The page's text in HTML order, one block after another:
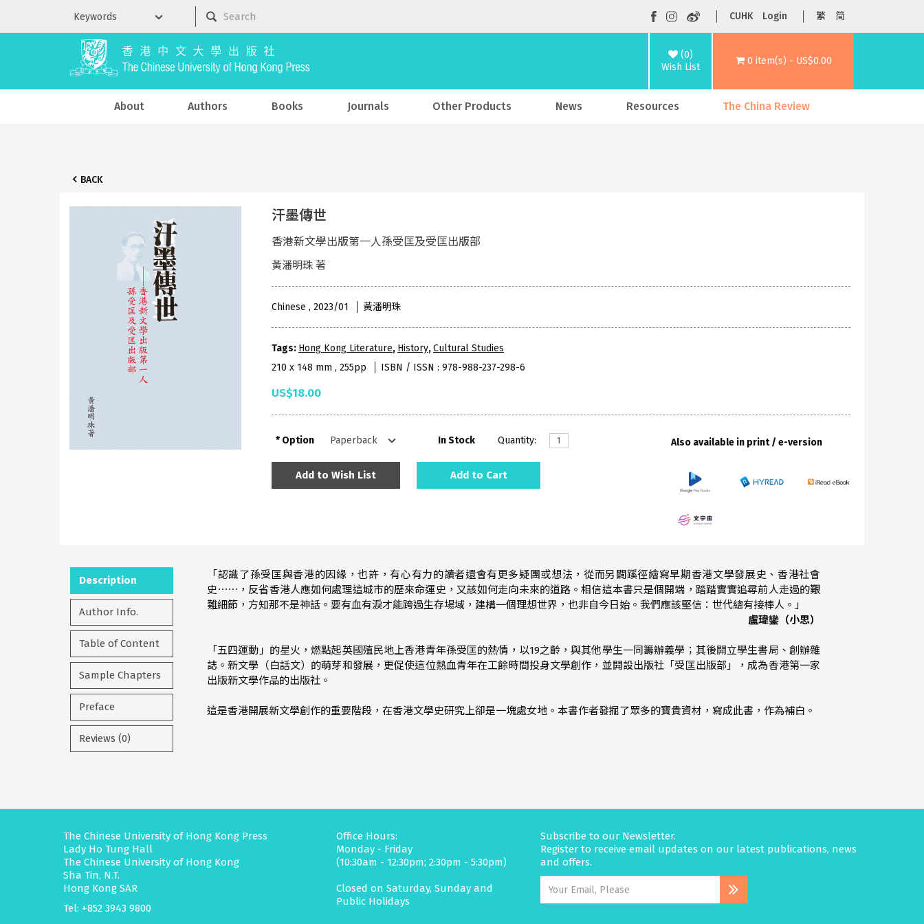
CUHK Login 繁 简
(0)
Wish List
0 item(s) - US$0.00
About Authors Books Journals Other Products News Resources The China Review
BACK
汗墨傳世
香港新文學出版第一人孫受匡及受匡出版部
黃潘明珠 著
Chinese , 2023/01 黃潘明珠
Tags: Hong Kong Literature, History,Cultural Studies
210 x 148 mm , 255pp
ISBN / ISSN : 978-988-237-298-6
US$18.00
Option In Stock Quantity:
Add to Wish List Add to Cart
Also available in print / e-version
Description
Author Info.
Table of Content
Sample Chapters
Preface
Reviews (0)
「認識了孫受匡與香港的因緣，也許，有心有力的讀者還會有更多疑團或想法，從而另闢蹊徑繪寫早期香港文學發展史、香港社會
史⋯⋯，反省香港人應如何處理這城市的歷來命運史，又該如何走向未來的道路。相信這本書只是個開端，踏踏實實追尋前人走過的艱
難細節，方知那不是神話。要有血有淚才能跨過生存場域，建構一個理想世界，也非自今日始。我們應該堅信：世代總有接棒人。」
―― 盧瑋鑾（小思）
「五四運動」的星火，燃點起英國殖民地上香港青年孫受匡的熱情，以19之齡，與其他學生一同籌辦義學；其後開立學生書局、創辦雜
誌。新文學（白話文）的萌芽和發展，更促使這位熱血青年在工餘時間投身文學創作，並開設出版社「受匡出版部」，成為香港第一家
出版新文學作品的出版社。
這是香港開展新文學創作的重要階段，在香港文學史研究上卻是一塊處女地。本書作者發掘了眾多的寶貴資材，寫成此書，作為補白。
The Chinese University of Hong Kong Press
Lady Ho Tung Hall
The Chinese University of Hong Kong
Sha Tin, N.T.
Hong Kong SAR
Tel: +852 3943 9800
Office Hours:
Monday - Friday
(10:30am - 12:30pm; 2:30pm - 5:30pm)
Closed on Saturday, Sunday and
Public Holidays
Subscribe to our Newsletter.
Register to receive email updates on our latest publications, news
and offers.